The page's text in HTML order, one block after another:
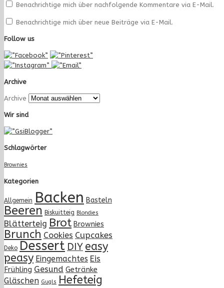
Benachrichtige mich über nachfolgende Kommentare via E-Mail.
Benachrichtige mich über neue Beiträge via E-Mail.
Follow us
Archive
Archive
Wir sind
Schlagwörter
Brownies
Kategorien
Allgemein Backen Basteln
Beeren Biskuitteig Blondies
Blätterteig Brot Brownies
Brunch Cookies Cupcakes
Deko Dessert DIY easy
peasy Eingemachtes Eis
Frühling Gesund Getränke
Gläschen Gugls Hefeteig